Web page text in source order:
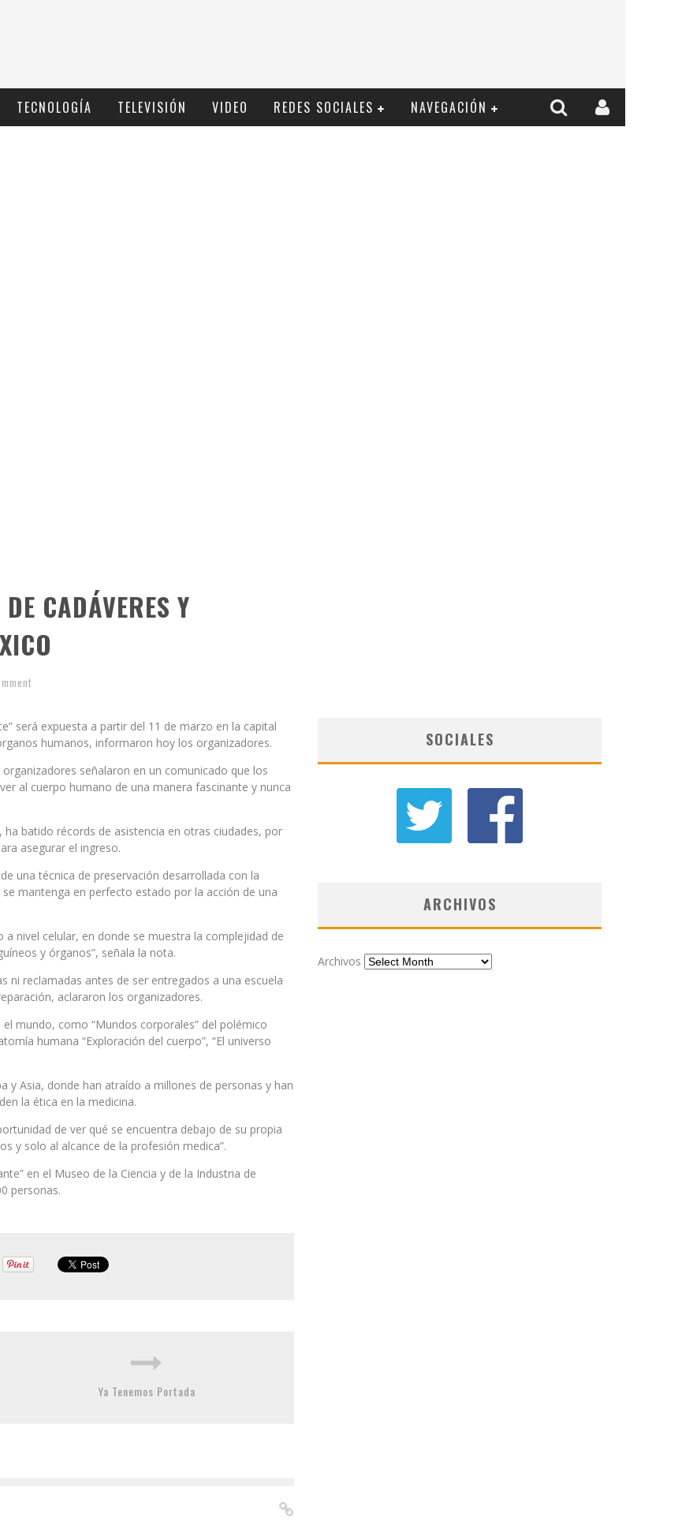
TECNOLOGÍ­A TELEVISIÓN VIDEO REDES SOCIALES NAVEGACIÓN
CADÁVERES Y
será expuesta a partir del 11 de marzo en la capital
humanos, informaron hoy los organizadores.
señalaron en un comunicado que los
al cuerpo humano de una manera fascinante y nunca
batido récords de asistencia en otras ciudades, por
asegurar el ingreso.
una técnica de preservación desarrollada con la
mantenga en perfecto estado por la acción de una
nivel celular, en donde se muestra la complejidad de
y órganos”, señala la nota.
ni reclamadas antes de ser entregados a una escuela
aclararon los organizadores.
mundo, como “Mundos corporales” del polémico
humana “Exploración del cuerpo”, “El universo
y Asia, donde han atraído a millones de personas y han
la ética en la medicina.
de ver qué se encuentra debajo de su propia
y solo al alcance de la profesión medica”.
en el Museo de la Ciencia y de la Industria de
personas.
Ya Tenemos Portada
SOCIALES
ARCHIVOS
Archivos